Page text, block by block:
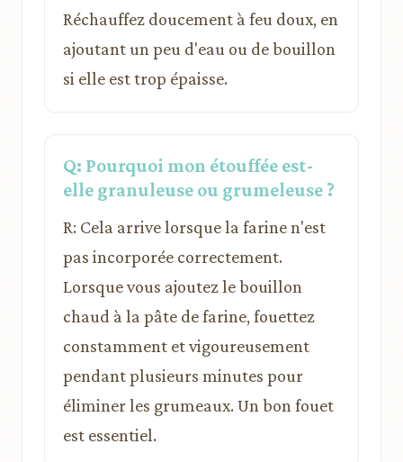
Réchauffez doucement à feu doux, en
ajoutant un peu d'eau ou de bouillon
si elle est trop épaisse.
Q: Pourquoi mon étouffée est-
elle granuleuse ou grumeleuse ?
R: Cela arrive lorsque la farine n'est
pas incorporée correctement.
Lorsque vous ajoutez le bouillon
chaud à la pâte de farine, fouettez
constamment et vigoureusement
pendant plusieurs minutes pour
éliminer les grumeaux. Un bon fouet
est essentiel.